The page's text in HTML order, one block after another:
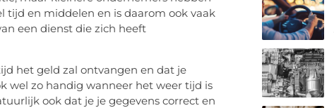
tijd en middelen en is daarom ook vaak
een dienst die zich heeft
het geld zal ontvangen en dat je
wel zo handig wanneer het weer tijd is
ook dat je je gegevens correct en